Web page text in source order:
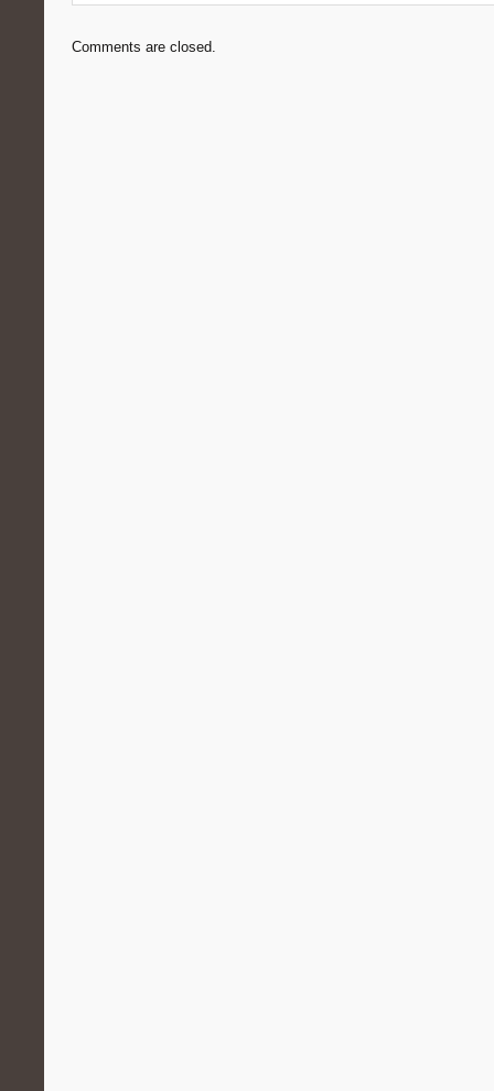
Comments are closed.